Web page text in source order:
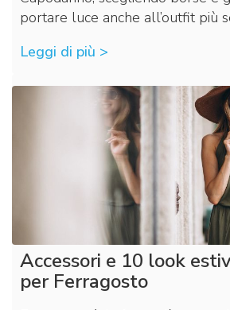
portare luce anche all’outfit più
Leggi di più >
Accessori e 10 look
per Ferragosto